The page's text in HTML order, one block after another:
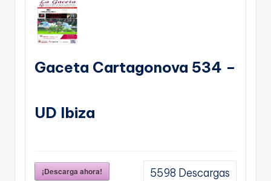
Gaceta Cartagonova 534 –
UD Ibiza
¡Descarga ahora! 5598 Descargas